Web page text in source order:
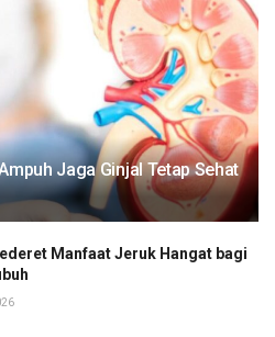
Jaga Ginjal Tetap Sehat
Manfaat Jeruk Hangat bagi